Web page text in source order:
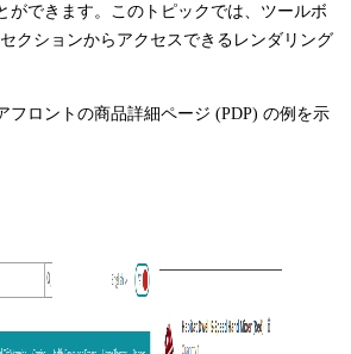
ができます。このトピックでは、ツールボ
セクションからアクセスできるレンダリング
フロントの商品詳細ページ (PDP) の例を示